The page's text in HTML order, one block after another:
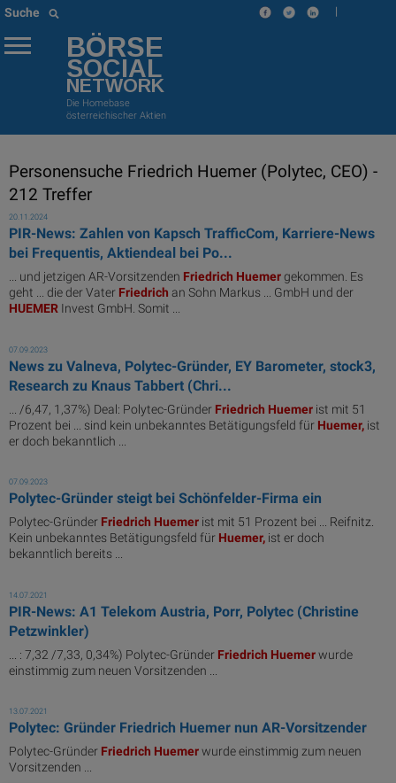
Suche |
BÖRSE
SOCIAL
NETWORK
Die Homebase
österreichischer Aktien
Personensuche Friedrich Huemer (Polytec, CEO) -
212 Treffer
20.11.2024
PIR-News: Zahlen von Kapsch TrafficCom, Karriere-News
bei Frequentis, Aktiendeal bei Po...
... und jetzigen AR-Vorsitzenden Friedrich Huemergekommen. Es
geht ... die der Vater Friedrich an Sohn Markus ... GmbH und der
HUEMER Invest GmbH. Somit ...
07.09.2023
News zu Valneva, Polytec-Gründer, EY Barometer, stock3,
Research zu Knaus Tabbert (Chri...
... /6,47, 1,37%) Deal: Polytec-Gründer Friedrich Huemer ist mit 51
Prozent bei ... sind kein unbekanntes Betätigungsfeld für Huemer, ist
er doch bekanntlich ...
07.09.2023
Polytec-Gründer steigt bei Schönfelder-Firma ein
Polytec-Gründer Friedrich Huemer ist mit 51 Prozent bei ... Reifnitz.
Kein unbekanntes Betätigungsfeld für Huemer, ist er doch
bekanntlich bereits ...
14.07.2021
PIR-News: A1 Telekom Austria, Porr, Polytec (Christine
Petzwinkler)
... : 7,32 /7,33, 0,34%) Polytec-Gründer Friedrich Huemerwurde
einstimmig zum neuen Vorsitzenden ...
13.07.2021
Polytec: Gründer Friedrich Huemer nun AR-Vorsitzender
Polytec-Gründer Friedrich Huemerwurde einstimmig zum neuen
Vorsitzenden ...